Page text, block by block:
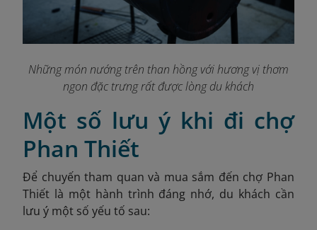
Những món nướng trên than hồng với hương vị thơm
ngon đặc trưng rất được lòng du khách
Một số lưu ý khi đi chợ
Phan Thiết
Để chuyến tham quan và mua sắm đến chợ Phan
Thiết là một hành trình đáng nhớ, du khách cần
lưu ý một số yếu tố sau: